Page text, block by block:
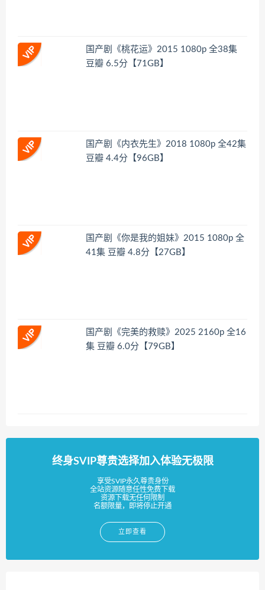
国产剧《桃花运》2015 1080p 全38集
豆瓣 6.5分【71GB】
国产剧《内衣先生》2018 1080p 全42集
豆瓣 4.4分【96GB】
国产剧《你是我的姐妹》2015 1080p 全
41集 豆瓣 4.8分【27GB】
国产剧《完美的救赎》2025 2160p 全16
集 豆瓣 6.0分【79GB】
终身SVIP尊贵选择加入体验无极限
享受SVIP永久尊贵身份
全站资源随意任性免费下载
资源下载无任何限制
名额限量，即将停止开通
立即查看